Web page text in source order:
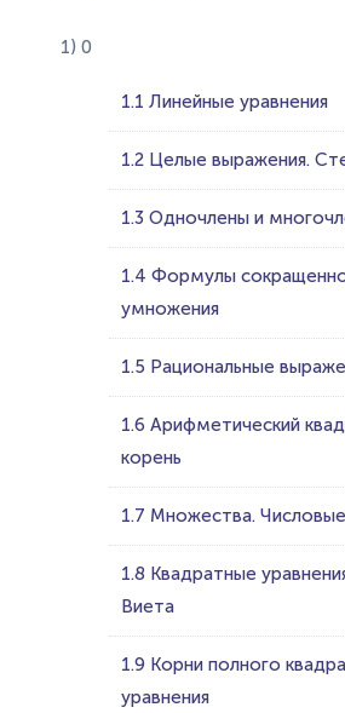
1) 0
1.1 Линейные уравнения
1.2 Целые выражения.
1.3 Одночлены и
1.4 Формулы
умножения
1.5 Рациональные
1.6 Арифметический
корень
1.7 Множества.
1.8 Квадратные
Виета
1.9 Корни полного
уравнения